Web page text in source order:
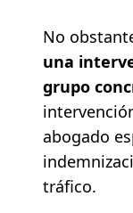
No
una
grupo
abogado
tráfico.